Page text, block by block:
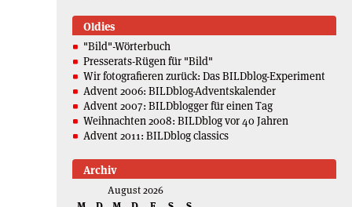
Oldies
"Bild"-Wörterbuch
Presserats-Rügen für "Bild"
Wir fotografieren zurück: Das BILDblog-Experiment
Advent 2006: BILDblog-Adventskalender
Advent 2007: BILDblogger für einen Tag
Weihnachten 2008: BILDblog vor 40 Jahren
Advent 2011: BILDblog classics
Archiv
August 2026